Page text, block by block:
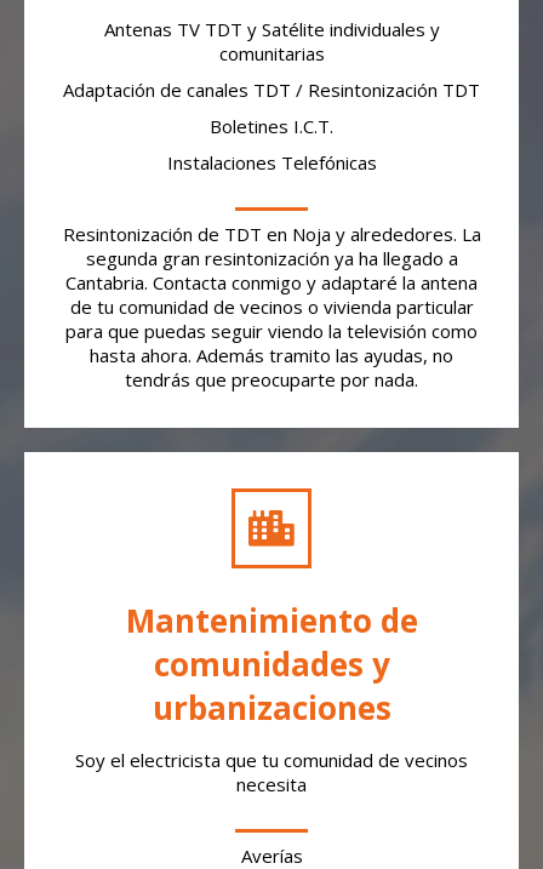
Antenas TV TDT y Satélite individuales y
comunitarias
Adaptación de canales TDT / Resintonización TDT
Boletines I.C.T.
Instalaciones Telefónicas
Resintonización de TDT en Noja y alrededores. La
segunda gran resintonización ya ha llegado a
Cantabria. Contacta conmigo y adaptaré la antena
de tu comunidad de vecinos o vivienda particular
para que puedas seguir viendo la televisión como
hasta ahora. Además tramito las ayudas, no
tendrás que preocuparte por nada.
Mantenimiento de
comunidades y
urbanizaciones
Soy el electricista que tu comunidad de vecinos
necesita
Averías